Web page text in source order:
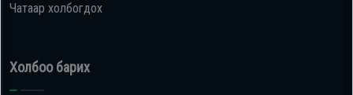
Чатаар холбогдох
Холбоо барих